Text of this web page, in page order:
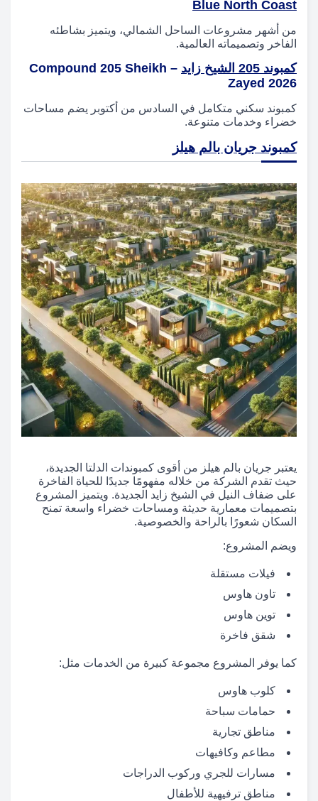
Blue North Coast
من أشهر مشروعات الساحل الشمالي، ويتميز بشاطئه
الفاخر وتصميماته العالمية.
كمبوند 205 الشيخ زايد
– Compound 205 Sheikh
Zayed 2026
كمبوند سكني متكامل في السادس من أكتوبر يضم مساحات
خضراء وخدمات متنوعة.
كمبوند جريان بالم هيلز
يعتبر جريان بالم هيلز من أقوى كمبوندات الدلتا الجديدة،
حيث تقدم الشركة من خلاله مفهومًا جديدًا للحياة الفاخرة
على ضفاف النيل في الشيخ زايد الجديدة. ويتميز المشروع
بتصميمات معمارية حديثة ومساحات خضراء واسعة تمنح
السكان شعورًا بالراحة والخصوصية.
ويضم المشروع:
فيلات مستقلة
تاون هاوس
توين هاوس
شقق فاخرة
كما يوفر المشروع مجموعة كبيرة من الخدمات مثل:
كلوب هاوس
حمامات سباحة
مناطق تجارية
مطاعم وكافيهات
مسارات للجري وركوب الدراجات
مناطق ترفيهية للأطفال